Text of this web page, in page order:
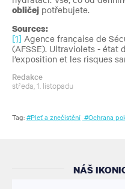
obličej potřebujete.
Sources:
[1] Agence française de
(AFSSE). Ultraviolets - état
l’exposition et les risques
Redakce
středa, 1. listopadu
Tag:#Pleť a znečistění #Ochrana
NÁŠ